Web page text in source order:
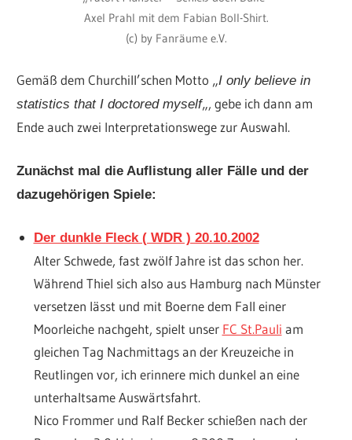
Axel Prahl mit dem Fabian Boll-Shirt.
(c) by Fanräume e.V.
Gemäß dem Churchill’schen Motto „I only believe in
statistics that I doctored myself„, gebe ich dann am
Ende auch zwei Interpretationswege zur Auswahl.
Zunächst mal die Auflistung aller Fälle und der
dazugehörigen Spiele:
Der dunkle Fleck ( WDR ) 20.10.2002
Alter Schwede, fast zwölf Jahre ist das schon her.
Während Thiel sich also aus Hamburg nach Münster
versetzen lässt und mit Boerne dem Fall einer
Moorleiche nachgeht, spielt unser FC St.Pauli am
gleichen Tag Nachmittags an der Kreuzeiche in
Reutlingen vor, ich erinnere mich dunkel an eine
unterhaltsame Auswärtsfahrt.
Nico Frommer und Ralf Becker schießen nach der